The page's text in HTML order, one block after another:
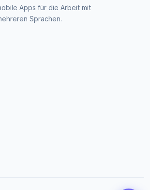
Apps für die Arbeit mit
Sprachen.